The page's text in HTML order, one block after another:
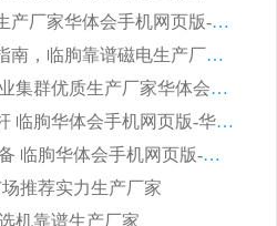
板式节能干式磁选机选购指南，源头生产厂家华体会手机网页版-华体会(中国) 综合实力可观
2026矿用湿式高梯度强磁磁选机选购指南，临朐靠谱磁电生产厂家华体会手机网页版-华体会(中国) 详解
2026细粒尾矿回收磁选机选购指南 产业集群优质生产厂家华体会手机网页版-华体会(中国) 解析
2026节能低耗永磁磁选机行业优选标杆 临朐华体会手机网页版-华体会(中国) 专业生产厂家
2026 湿式小型平板磁选机选矿适配设备 临朐华体会手机网页版-华体会(中国) 实体生产厂家直供
推荐实力生产厂家
机靠谱生产厂家